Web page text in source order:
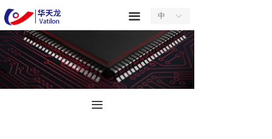
끀
首页
关于我们
产品中心
ꀅ
中
끀